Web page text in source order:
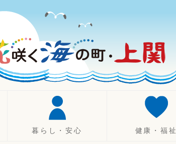
暮らし・安心 健康・福祉